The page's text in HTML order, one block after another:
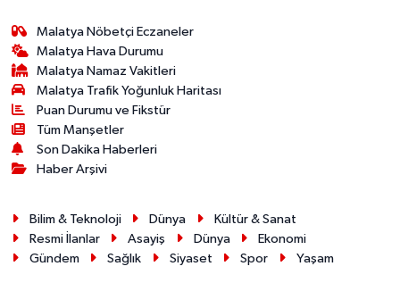
Malatya Nöbetçi Eczaneler
Malatya Hava Durumu
Malatya Namaz Vakitleri
Malatya Trafik Yoğunluk Haritası
Puan Durumu ve Fikstür
Tüm Manşetler
Son Dakika Haberleri
Haber Arşivi
Bilim & Teknoloji Dünya
Kültür & Sanat
Resmi İlanlar
Asayiş Dünya
Ekonomi
Gündem
Sağlık Siyaset Spor Yaşam